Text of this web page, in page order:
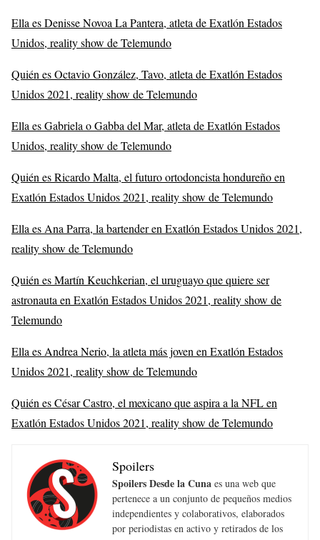
Ella es Denisse Novoa La Pantera, atleta de Exatlón Estados
Unidos, reality show de Telemundo
Quién es Octavio González, Tavo, atleta de Exatlón Estados
Unidos 2021, reality show de Telemundo
Ella es Gabriela o Gabba del Mar, atleta de Exatlón Estados
Unidos, reality show de Telemundo
Quién es Ricardo Malta, el futuro ortodoncista hondureño en
Exatlón Estados Unidos 2021, reality show de Telemundo
Ella es Ana Parra, la bartender en Exatlón Estados Unidos 2021,
reality show de Telemundo
Quién es Martín Keuchkerian, el uruguayo que quiere ser
astronauta en Exatlón Estados Unidos 2021, reality show de
Telemundo
Ella es Andrea Nerio, la atleta más joven en Exatlón Estados
Unidos 2021, reality show de Telemundo
Quién es César Castro, el mexicano que aspira a la NFL en
Exatlón Estados Unidos 2021, reality show de Telemundo
Spoilers
Spoilers Desde la Cuna es una web que
pertenece a un conjunto de pequeños medios
independientes y colaborativos, elaborados
por periodistas en activo y retirados de los